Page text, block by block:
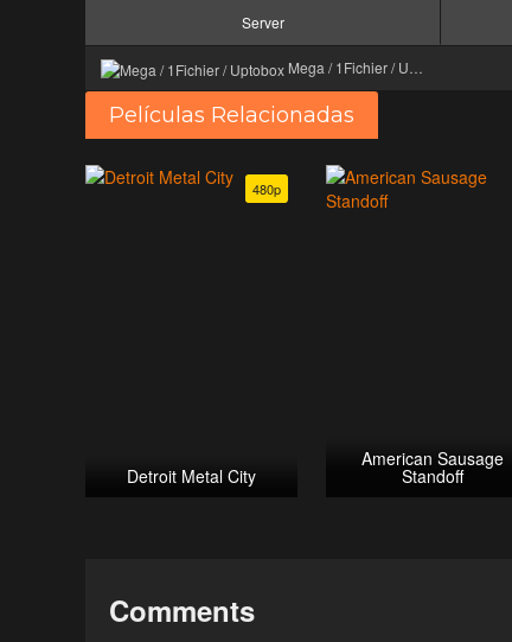
Server
Mega / 1Fichier / Uptobox
Películas Relacionadas
480p
Detroit Metal City
American Sausage
Standoff
Comments